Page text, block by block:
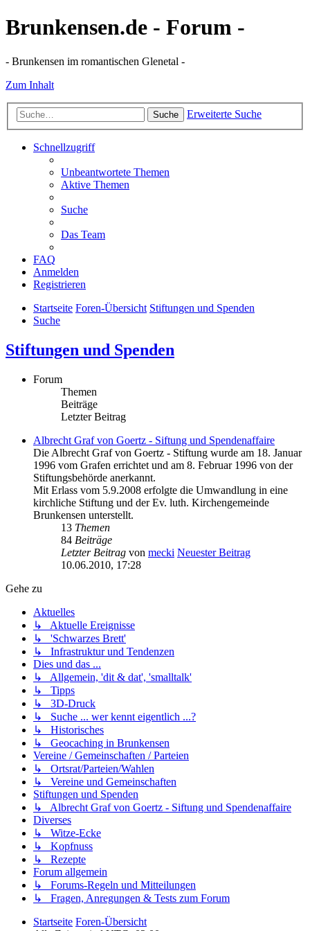
Brunkensen.de - Forum -
- Brunkensen im romantischen Glenetal -
Zum Inhalt
Suche Erweiterte Suche
Schnellzugriff
Unbeantwortete Themen
Aktive Themen
Suche
Das Team
FAQ
Anmelden
Registrieren
Startseite Foren-Übersicht Stiftungen und Spenden
Suche
Stiftungen und Spenden
Forum
Themen
Beiträge
Letzter Beitrag
Albrecht Graf von Goertz - Siftung und Spendenaffaire
Die Albrecht Graf von Goertz - Stiftung wurde am 18. Januar
1996 vom Grafen errichtet und am 8. Februar 1996 von der
Stiftungsbehörde anerkannt.
Mit Erlass vom 5.9.2008 erfolgte die Umwandlung in eine
kirchliche Stiftung und der Ev. luth. Kirchengemeinde
Brunkensen unterstellt.
13 Themen
84 Beiträge
Letzter Beitrag von mecki Neuester Beitrag
10.06.2010, 17:28
Gehe zu
Aktuelles
↳ Aktuelle Ereignisse
↳ 'Schwarzes Brett'
↳ Infrastruktur und Tendenzen
Dies und das ...
↳ Allgemein, 'dit & dat', 'smalltalk'
↳ Tipps
↳ 3D-Druck
↳ Suche ... wer kennt eigentlich ...?
↳ Historisches
↳ Geocaching in Brunkensen
Vereine / Gemeinschaften / Parteien
↳ Ortsrat/Parteien/Wahlen
↳ Vereine und Gemeinschaften
Stiftungen und Spenden
↳ Albrecht Graf von Goertz - Siftung und Spendenaffaire
Diverses
↳ Witze-Ecke
↳ Kopfnuss
↳ Rezepte
Forum allgemein
↳ Forums-Regeln und Mitteilungen
↳ Fragen, Anregungen & Tests zum Forum
Startseite Foren-Übersicht